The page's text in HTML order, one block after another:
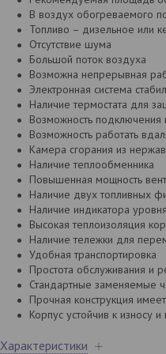
В воздух обогреваемого
Топливо – дизельное или
Отсутствие шума
Большой поток воздуха
Возможна непрерывная
Электронная система
Наличие термостата для
Возможность подключения
Возможность работать
Камера сгорания из
Наличие теплообменника
Повышенная мощность
Наличие двух топливных
Наличие индикатора
Высокая теплоизоляция
Наличие тележки для
Удобная транспортировка
Простота обслуживания и
Стандартные заменяемые
Прочная конструкция
Корпус устойчив к износу
Характеристики